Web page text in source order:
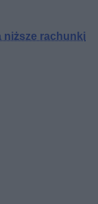
rachunki